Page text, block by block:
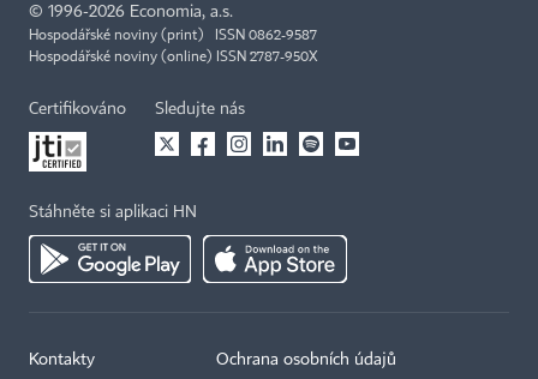
© 1996-2026 Economia, a.s.
Hospodářské noviny (print) ISSN 0862-9587
Hospodářské noviny (online) ISSN 2787-950X
Certifikováno Sledujte nás
Stáhněte si aplikaci HN
Kontakty Ochrana osobních údajů